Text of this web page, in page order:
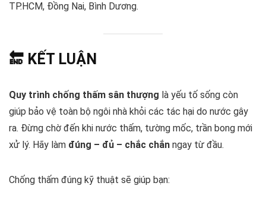
TP.HCM, Đồng Nai, Bình Dương.
🔚 KẾT LUẬN
Quy trình chống thấm sân thượng là yếu tố sống còn
giúp bảo vệ toàn bộ ngôi nhà khỏi các tác hại do nước gây
ra. Đừng chờ đến khi nước thấm, tường mốc, trần bong mới
xử lý. Hãy làm đúng – đủ – chắc chắn ngay từ đầu.
Chống thấm đúng kỹ thuật sẽ giúp bạn: